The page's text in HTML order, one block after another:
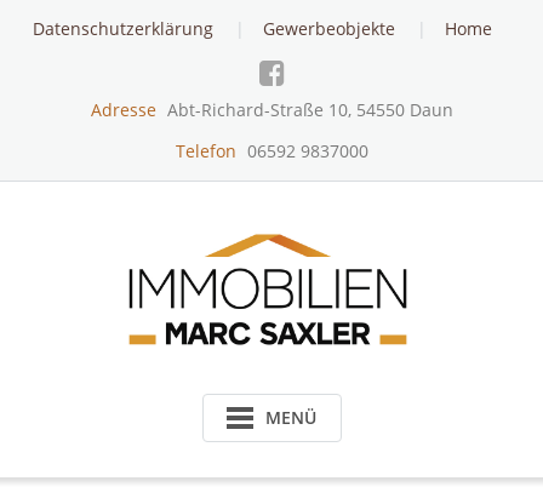
Datenschutzerklärung Gewerbeobjekte Home
Adresse Abt-Richard-Straße 10, 54550 Daun
Telefon 06592 9837000
MENÜ